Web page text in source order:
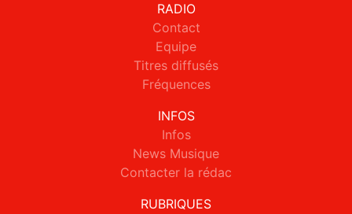
RADIO
Contact
Equipe
Titres diffusés
Fréquences
INFOS
Infos
News Musique
Contacter la rédac
RUBRIQUES